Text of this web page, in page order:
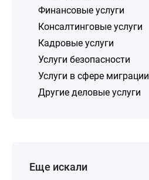
Финансовые услуги
Консалтинговые услуги
Кадровые услуги
Услуги безопасности
Услуги в сфере миграции
Другие деловые услуги
Еще искали